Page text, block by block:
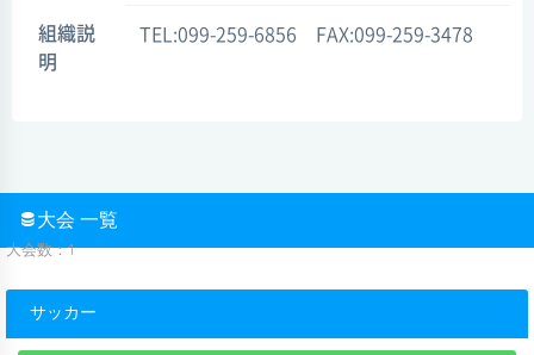
組織説
明
TEL:099-259-6856 FAX:099-259-3478
大会 一覧
大会数：1
サッカー